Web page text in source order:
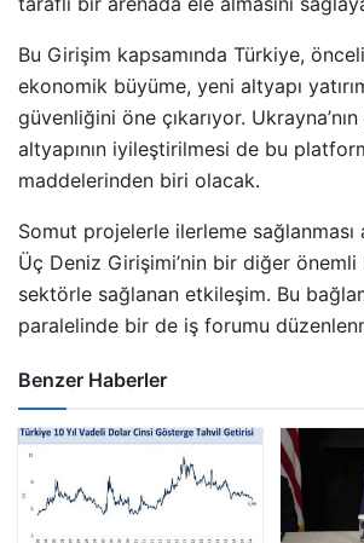
Bu Girişim kapsamında Türkiye,
ekonomik büyüme, yeni altyapı
güvenliğini öne çıkarıyor.
altyapının iyileştirilmesi de bu
maddelerinden biri olacak.
Somut projelerle ilerleme sağlanması
Üç Deniz Girişimi’nin bir diğer
sektörle sağlanan etkileşim. Bu
paralelinde bir de iş forumu
Benzer Haberler